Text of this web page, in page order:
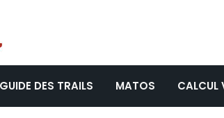
GUIDE DES TRAILS MATOS CALCUL